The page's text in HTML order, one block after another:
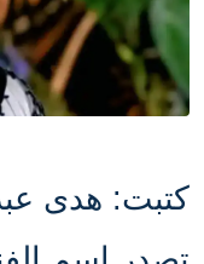
كتبت: هدى